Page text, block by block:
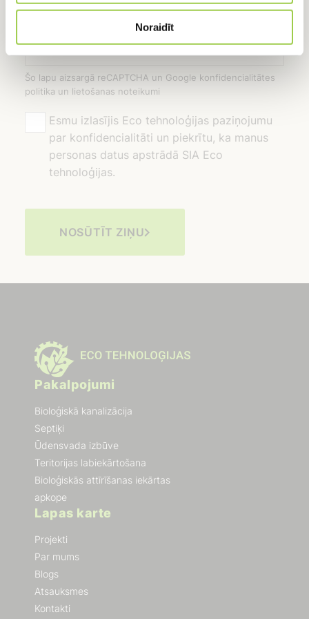
Noraidīt
Šo lapu aizsargā reCAPTCHA un Google konfidencialitātes
politika un lietošanas noteikumi
Esmu izlasījis Eco tehnoloģijas paziņojumu
par konfidencialitāti un piekrītu, ka manus
personas datus apstrādā SIA Eco
tehnoloģijas.
NOSŪTĪT ZIŅU
Pakalpojumi
Bioloģiskā kanalizācija
Septiķi
Ūdensvada izbūve
Teritorijas labiekārtošana
Bioloģiskās attīrīšanas iekārtas
apkope
Lapas karte
Projekti
Par mums
Blogs
Atsauksmes
Kontakti